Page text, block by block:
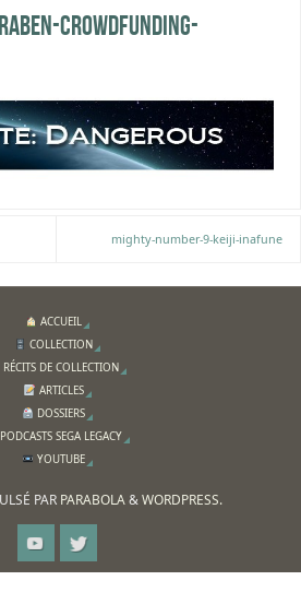
crowdfunding-
mighty-number-9-keiji-inafune
ACCUEIL
COLLECTION
RÉCITS DE COLLECTION
ARTICLES
DOSSIERS
PODCASTS SEGA LEGACY
YOUTUBE
PAR PARABOLA&WORDPRESS.